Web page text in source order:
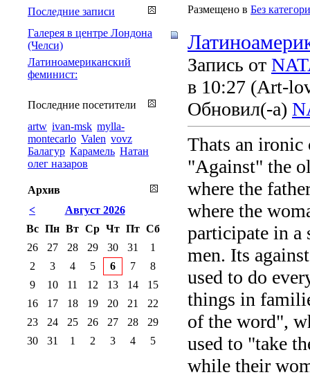
Размещено в Без
Запись от
в 10:27 (Art-
Обновил(-а)
Thats an
"Against" the
where the
where the
participate in a
men. Its
used to do
things in
of the word",
used to "take
while their
Последние записи
Галерея в центре Лондона
(Челси)
Латиноамериканский
феминист:
Последние посетители
artw ivan-msk mylla-
montecarlo Valen vovz
Балагур Карамель Натан
олег назаров
Архив
<
Август 2026
Вс Пн Вт Ср Чт Пт Сб
26
27 28 29 30 31
1
2
3 4 5 6 7
8
9
10 11 12 13 14
15
16
17 18 19 20 21
22
23
24 25 26 27 28
29
30
31 1 2 3 4 5